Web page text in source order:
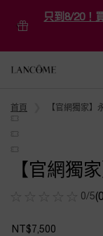
只到8/20！
首頁
【官網獨家】
【官網獨
0/5
NT$7,500